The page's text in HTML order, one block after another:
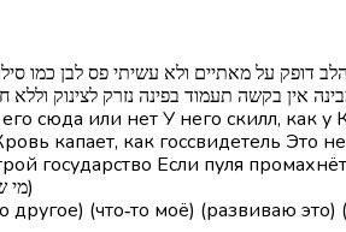
אין בקשה תעמוד בפינה נזרק לצינוק
сюда или нет У него скилл, как
капает, как госcвидетель
государство Если пуля
[אאוטרו] (תן לי לבד) (נולדתי מזן מיוחד) (משהו אחר) (משהו שלי) (מפתח את זה) (מי שאני)
(что‑то моё) (развиваю это)